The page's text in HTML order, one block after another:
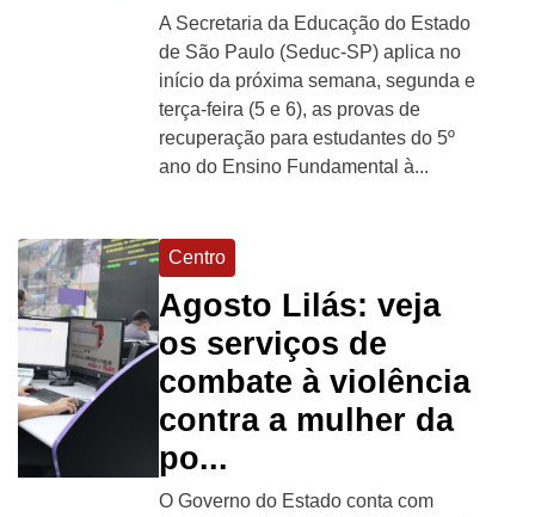
A Secretaria da Educação do Estado
de São Paulo (Seduc-SP) aplica no
início da próxima semana, segunda e
terça-feira (5 e 6), as provas de
recuperação para estudantes do 5º
ano do Ensino Fundamental à...
Centro
Agosto Lilás: veja
os serviços de
combate à violência
contra a mulher da
po...
O Governo do Estado conta com